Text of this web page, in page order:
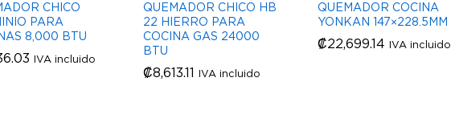
CHICO
PARA
8,000 BTU
IVA incluido
QUEMADOR CHICO HB
22 HIERRO PARA
COCINA GAS 24000
BTU
₡8,613.11 IVA incluido
₡8,613.11
QUEMADOR COCINA
YONKAN 147×228.5MM
₡22,699.14 IVA incluido
₡22,699.14